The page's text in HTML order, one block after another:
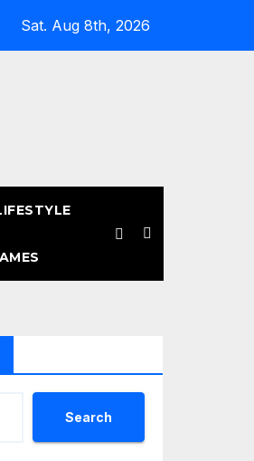
Barat Hebohkan Pagi Hari, Ini Fakta
Sat. Aug 8th, 2026
Search